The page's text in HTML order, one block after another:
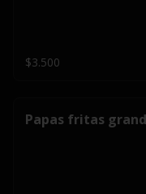
$3.500
Papas fritas